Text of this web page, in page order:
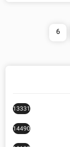
6
13331
14490